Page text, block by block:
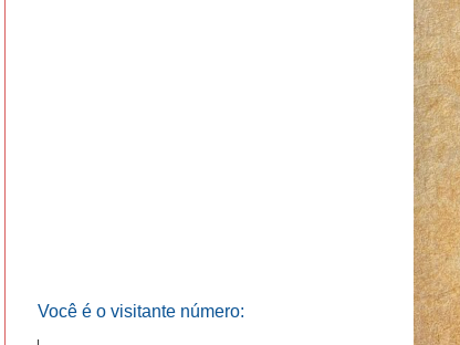
Você é o visitante número: